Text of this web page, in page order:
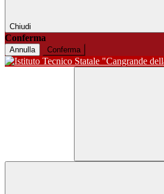
Chiudi
Conferma
Annulla Conferma